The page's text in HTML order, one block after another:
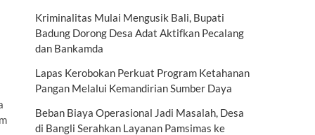
Kriminalitas Mulai Mengusik Bali, Bupati
Badung Dorong Desa Adat Aktifkan Pecalang
dan Bankamda
Lapas Kerobokan Perkuat Program Ketahanan
Pangan Melalui Kemandirian Sumber Daya
Beban Biaya Operasional Jadi Masalah, Desa
di Bangli Serahkan Layanan Pamsimas ke